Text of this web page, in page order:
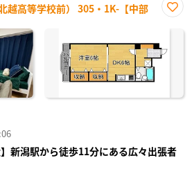
越高等学校前） 305・1K-【中部
に入
録
新潟駅から徒歩11分にある広々出張者